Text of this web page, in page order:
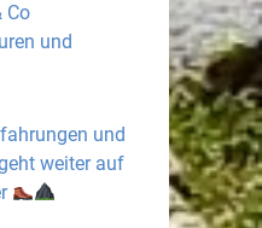
Co
und
und
weiter auf